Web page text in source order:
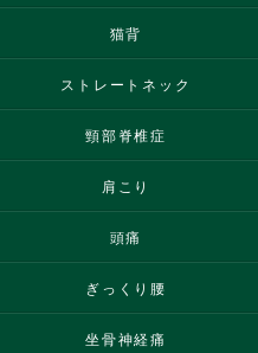
猫背
ストレートネック
頸部脊椎症
肩こり
頭痛
ぎっくり腰
坐骨神経痛